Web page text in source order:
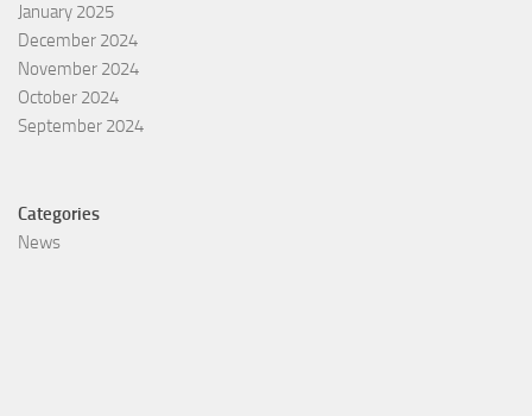
January 2025
December 2024
November 2024
October 2024
September 2024
Categories
News